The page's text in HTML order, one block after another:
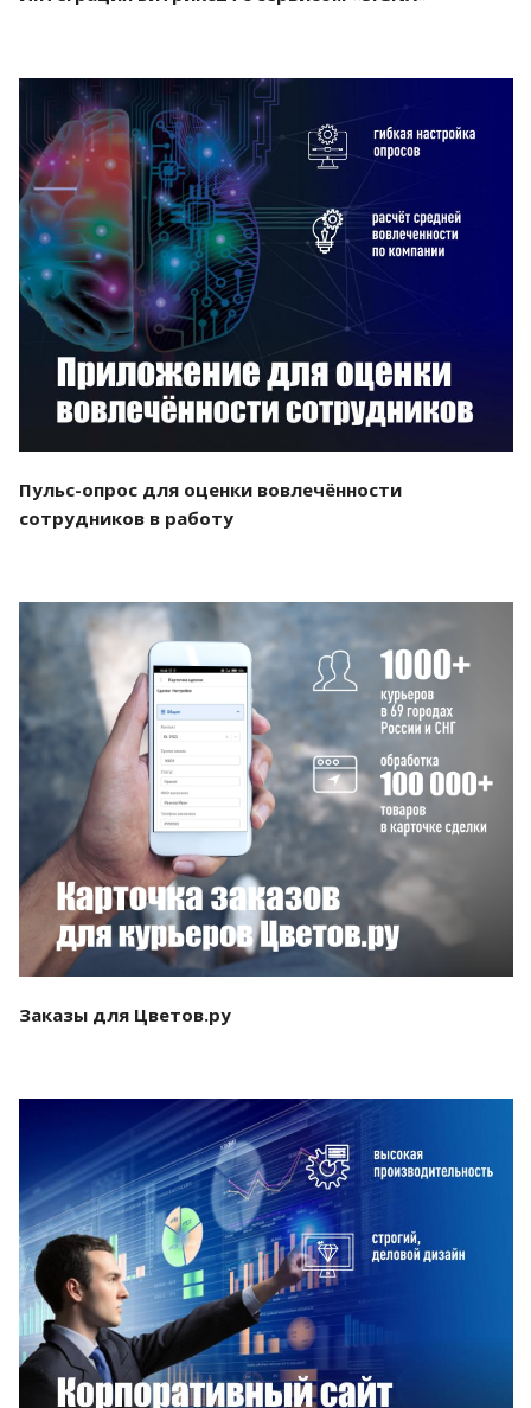
Смотреть проект
Пульс-опрос для оценки вовлечённости
сотрудников в работу
Смотреть проект
Заказы для Цветов.ру
Смотреть проект